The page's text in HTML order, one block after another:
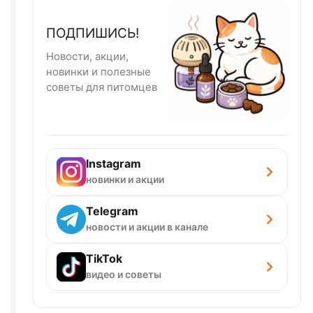
ПОДПИШИСЬ!
Новости, акции,
новинки и полезные
советы для питомцев
Instagram
новинки и акции
Telegram
новости и акции в канале
TikTok
видео и советы